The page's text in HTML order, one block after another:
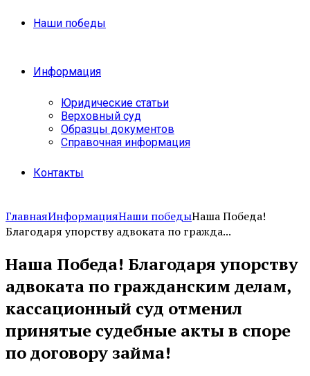
Наши победы
Информация
Юридические статьи
Верховный суд
Образцы документов
Справочная информация
Контакты
ГлавнаяИнформацияНаши победыНаша Победа!
Благодаря упорству адвоката по гражда...
Наша Победа! Благодаря упорству
адвоката по гражданским делам,
кассационный суд отменил
принятые судебные акты в споре
по договору займа!